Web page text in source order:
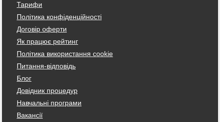
Тарифи
Політика конфіденційності
Договір оферти
Як працює рейтинг
Політика використання cookie
Питання-відповідь
Блог
Довідник процедур
Навчальні програми
Вакансії